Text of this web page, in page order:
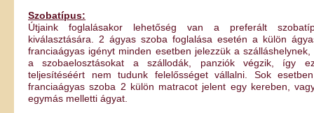
Szobatípus:
Útjaink foglalásakor lehetőség van a preferált
kiválasztására. 2 ágyas szoba foglalása esetén a külön
franciaágyas igényt minden esetben jelezzük a szálláshelynek,
a szobaelosztásokat a szállodák, panziók végzik, így
teljesítéséért nem tudunk felelősséget vállalni. Sok
franciaágyas szoba 2 külön matracot jelent egy kereben,
egymás melletti ágyat.